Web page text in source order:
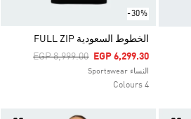
-30%
الخطوط السعودية FULL ZIP
Price Reduced From
EGP 8,999.00ToEGP 6,299.30
النساء Sportswear
4 Colours